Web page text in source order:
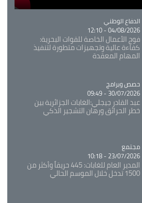
Catégorie
الدفاع الوطني
04/08/2026 - 12:10
فوج الأعمال الخاصة للقوات البحرية:
كفاءة عالية وتجهيزات متطورة لتنفيذ
المهام المعقدة
Catégorie
حصص وبرامج
30/07/2026 - 09:49
عبد القادر جيجلي:الغابات الجزائرية بين
خطر الحرائق ورهان التشجير الذكي
Catégorie
مجتمع
23/07/2026 - 10:18
المدير العام للغابات: 445 حريقاً وأكثر من
1500 تدخل خلال الموسم الحالي